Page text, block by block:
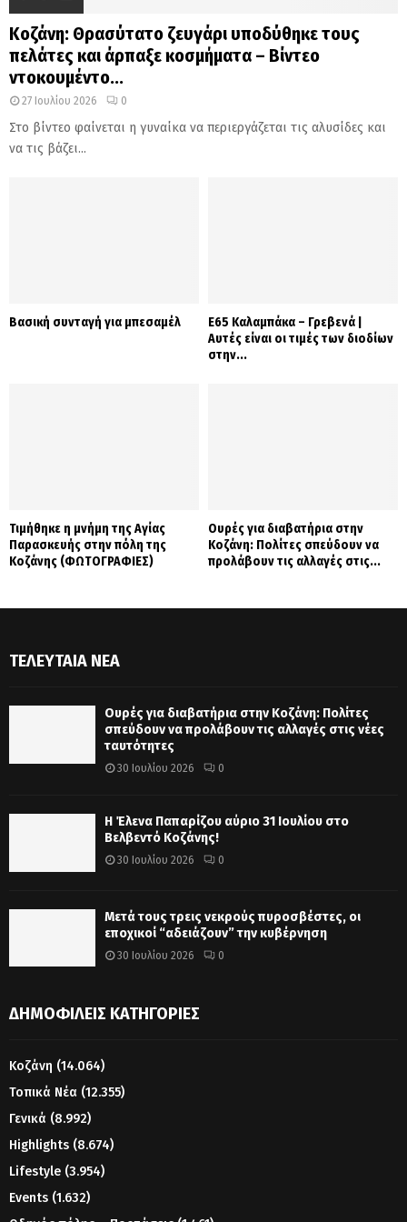
Κοζάνη: Θρασύτατο ζευγάρι υποδύθηκε τους
πελάτες και άρπαξε κοσμήματα – Βίντεο
ντοκουμέντο...
27 Ιουλίου 2026 0
Στο βίντεο φαίνεται η γυναίκα να περιεργάζεται τις αλυσίδες και
να τις βάζει...
Βασική συνταγή για μπεσαμέλ
Ε65 Καλαμπάκα – Γρεβενά |
Αυτές είναι οι τιμές των διοδίων
στην...
Τιμήθηκε η μνήμη της Αγίας
Παρασκευής στην πόλη της
Κοζάνης (ΦΩΤΟΓΡΑΦΙΕΣ)
Ουρές για διαβατήρια στην
Κοζάνη: Πολίτες σπεύδουν να
προλάβουν τις αλλαγές στις...
ΤΕΛΕΥΤΑΊΑ ΝΈΑ
Ουρές για διαβατήρια στην Κοζάνη: Πολίτες
σπεύδουν να προλάβουν τις αλλαγές στις νέες
ταυτότητες
30 Ιουλίου 2026 0
Η Έλενα Παπαρίζου αύριο 31 Ιουλίου στο
Βελβεντό Κοζάνης!
30 Ιουλίου 2026 0
Μετά τους τρεις νεκρούς πυροσβέστες, οι
εποχικοί “αδειάζουν” την κυβέρνηση
30 Ιουλίου 2026 0
ΔΗΜΟΦΙΛΕΊΣ ΚΑΤΗΓΟΡΊΕΣ
Κοζάνη (14.064)
Τοπικά Νέα (12.355)
Γενικά (8.992)
Highlights (8.674)
Lifestyle (3.954)
Events (1.632)